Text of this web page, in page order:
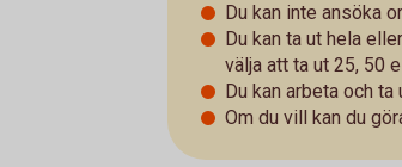
Du kan inte ansöka
Du kan ta ut hela
välja att ta ut 25, 50
Du kan arbeta och
Om du vill kan du